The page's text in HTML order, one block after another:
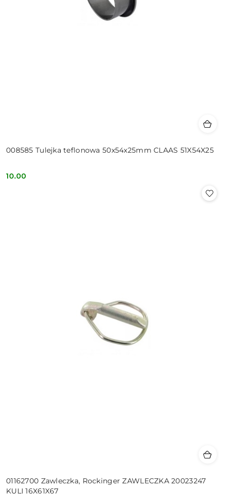
008585 Tulejka teflonowa 50x54x25mm CLAAS 51X54X25
Cena:
10.00
01162700 Zawleczka, Rockinger ZAWLECZKA 20023247
KULI 16X61X67